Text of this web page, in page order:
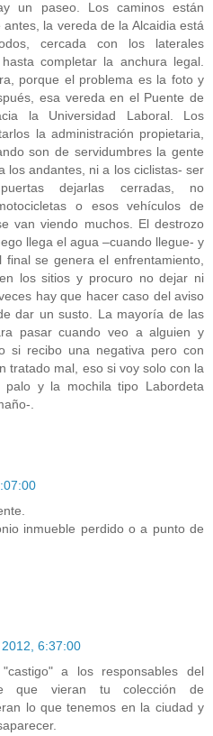
un paseo. Los caminos están
la vereda de la Alcaidia está
cercada con los laterales
completar la anchura legal.
porque el problema es la foto y
esa vereda en el Puente de
la Universidad Laboral. Los
la administración propietaria,
son de servidumbres la gente
los andantes, ni a los ciclistas- ser
dejarlas cerradas, no
o esos vehículos de
van viendo muchos. El destrozo
llega el agua –cuando llegue- y
se genera el enfrentamiento,
los sitios y procuro no dejar ni
hay que hacer caso del aviso
dar un susto. La mayoría de las
pasar cuando veo a alguien y
si recibo una negativa pero con
tratado mal, eso si voy solo con la
palo y la mochila tipo Labordeta
.
inmueble perdido o a punto de
6:37:00
a los responsables del
que vieran tu colección de
lo que tenemos en la ciudad y